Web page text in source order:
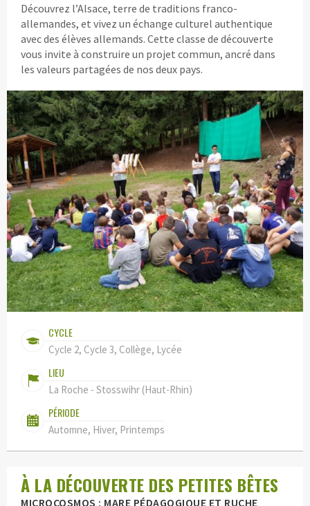
Découvrez l’Alsace, terre de traditions franco-
allemandes, et vivez un échange culturel authentique
avec des élèves allemands. Cette classe de découverte
vous invite à construire un projet commun, ancré dans
les valeurs partagées de nos deux pays.
CYCLE
Cycle 2, Cycle 3, Collège, Lycée
LIEU
La Roche - Stosswihr (Haut-Rhin)
PÉRIODE
Automne, Hiver, Printemps
À LA DÉCOUVERTE DES PETITES BÊTES
MICROCOSMOS : MARE PÉDAGOGIQUE ET RUCHE